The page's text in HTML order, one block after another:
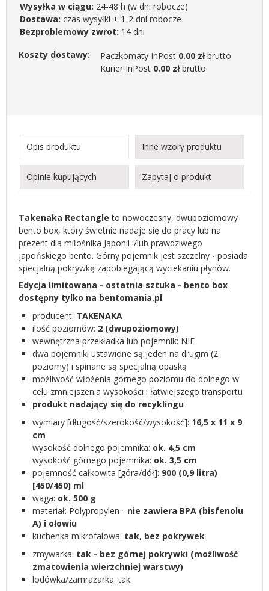
Wysyłka w ciągu: 24-48 h (w dni robocze)
Dostawa: czas wysyłki + 1-2 dni robocze
Bezproblemowy zwrot: 14 dni
Koszty dostawy:
Paczkomaty InPost 0.00 złbrutto
Kurier InPost 0.00 złbrutto
Opis produktu Inne wzory produktu
Opinie kupujących Zapytaj o produkt
Takenaka Rectangleto nowoczesny, dwupoziomowy
bento box, który świetnie nadaje się do pracy lub na
prezent dla miłośnika Japonii i/lub prawdziwego
japońskiego bento. Górny pojemnik jest szczelny - posiada
specjalną pokrywkę zapobiegającą wyciekaniu płynów.
Edycja limitowana - ostatnia sztuka - bento box
dostępny tylko na bentomania.pl
producent: TAKENAKA
ilość poziomów: 2 (dwupoziomowy)
wewnętrzna przekładka lub pojemnik: NIE
dwa pojemniki ustawione są jeden na drugim (2
poziomy) i spinane są specjalną opaską
możliwość włożenia górnego poziomu do dolnego w
celu zmniejszenia wysokości i łatwiejszego transportu
produkt nadający się do recyklingu
wymiary [długość/szerokość/wysokość]: 16,5 x 11 x 9
cm
wysokość dolnego pojemnika: ok. 4,5 cm
wysokość górnego pojemnika: ok. 3,5 cm
pojemność całkowita [góra/dół]: 900 (0,9 litra)
[450/450] ml
waga: ok. 500 g
materiał: Polypropylen - nie zawiera BPA (bisfenolu
A) i ołowiu
kuchenka mikrofalowa: tak, bez pokrywek
zmywarka: tak - bez górnej pokrywki (możliwość
zmatowienia wierzchniej warstwy)
lodówka/zamrażarka: tak